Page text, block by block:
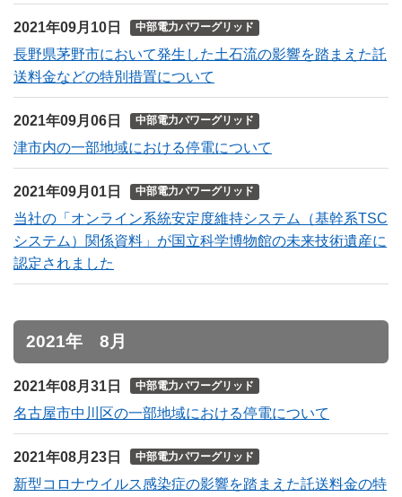
2021年09月10日 中部電力パワーグリッド
長野県茅野市において発生した土石流の影響を踏まえた託
送料金などの特別措置について
2021年09月06日 中部電力パワーグリッド
津市内の一部地域における停電について
2021年09月01日 中部電力パワーグリッド
当社の「オンライン系統安定度維持システム（基幹系TSC
システム）関係資料」が国立科学博物館の未来技術遺産に
認定されました
2021年 8月
2021年08月31日 中部電力パワーグリッド
名古屋市中川区の一部地域における停電について
2021年08月23日 中部電力パワーグリッド
新型コロナウイルス感染症の影響を踏まえた託送料金の特